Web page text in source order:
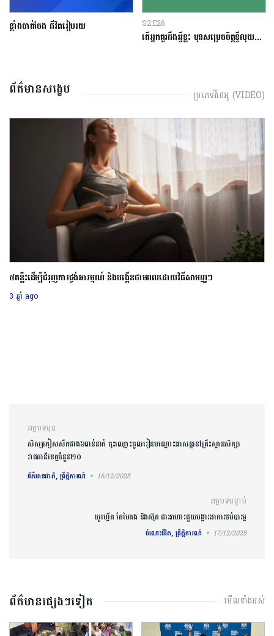
ខ្លាំងចាត់ចែង ជីវិតរៀបរយ S2:E26
តើអ្នកគួរដឹងអ្វីខ្លះ មុនសម្រេចចិត្តខ្ចីលុយនៅធនាគារ?
ព័ត៌មានសង្ខេប ប្រភេទវីដេអូ (VIDEO)
៥គន្លឹះដើម្បីជំរុញការផ្ចង់អារម្មណ៍ និងបង្កើនថាមពលដោយវិធីសាមញ្ញៗ
3 ឆ្នាំ ago
ការ​នាំទិស​ប្រកាស
អត្ថបទមុន
សិស្សភៀសសឹកជាង៦ពាន់នាក់ ចុះឈ្មោះចូលរៀនបណ្តោះអាសន្ននៅគ្រឹះស្ថានសិក្សា
រាជធានីខេត្តចំនួន២០
ព័ត៌មានជាតិ, ព្រឹត្តិការណ៍ 16/12/2025
អត្ថបទបន្ទាប់
យូហ្កើត តែបៃតង និងស៊ុត ជាអាហារជួយបង្ការអាការថប់បារម្ភ
ចំណេះជីវិត, ព្រឹត្តិការណ៍ 17/12/2025
ព័ត៌មានផ្សេងៗទៀត មើលទាំងអស់